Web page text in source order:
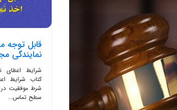
قابل توجه
نمایندگی
شرایط اعطای
کتاب شرایط
شرط موفقیت در
سطح تماس...